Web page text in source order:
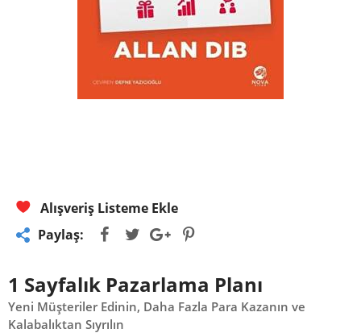
Alışveriş Listeme Ekle
Paylaş:
1 Sayfalık Pazarlama Planı
Yeni Müşteriler Edinin, Daha Fazla Para Kazanın ve
Kalabalıktan Sıyrılın